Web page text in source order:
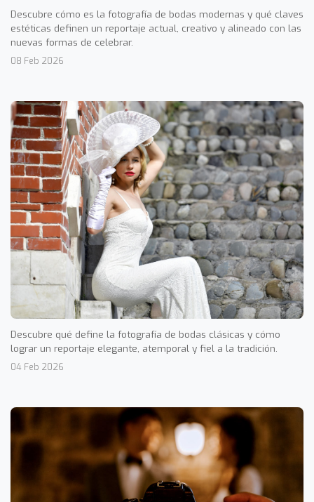
Descubre cómo es la fotografía de bodas modernas y qué claves
estéticas definen un reportaje actual, creativo y alineado con las
nuevas formas de celebrar.
08 Feb 2026
Descubre qué define la fotografía de bodas clásicas y cómo
lograr un reportaje elegante, atemporal y fiel a la tradición.
04 Feb 2026